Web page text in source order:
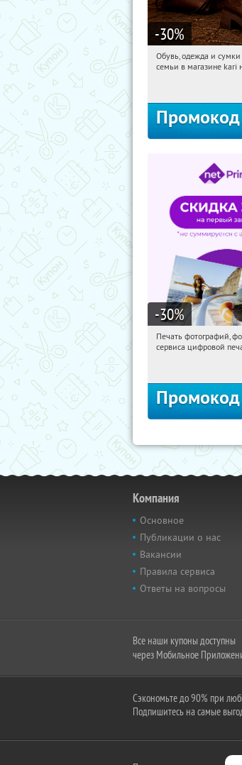
-30%
07:37:06
Обувь, одежда и сумки
семьи в магазине kari
Промокод
-30%
07:37:06
Печать фотографий,
сервиса цифровой
Промокод
Компания
Основное
Публикации о нас
Вакансии
Правила сервиса
Ответы на вопросы
Все наши купоны доступны
через Мобильное
Сэкономьте до 90% при
Подпишитесь на самые